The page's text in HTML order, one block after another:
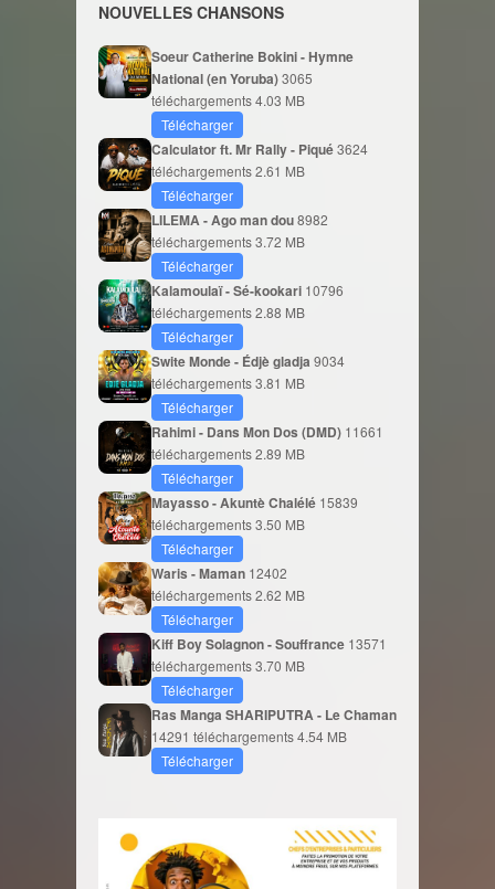
NOUVELLES CHANSONS
Soeur Catherine Bokini - Hymne
National (en Yoruba)3065
téléchargements4.03 MB
Télécharger
Calculator ft. Mr Rally - Piqué3624
téléchargements2.61 MB
Télécharger
LILEMA - Ago man dou8982
téléchargements3.72 MB
Télécharger
Kalamoulaï - Sé-kookari 10796
téléchargements2.88 MB
Télécharger
Swite Monde - Édjè gladja 9034
téléchargements3.81 MB
Télécharger
Rahimi - Dans Mon Dos (DMD) 11661
téléchargements2.89 MB
Télécharger
Mayasso - Akuntè Chalélé 15839
téléchargements3.50 MB
Télécharger
Waris - Maman 12402
téléchargements2.62 MB
Télécharger
Kiff Boy Solagnon - Souffrance 13571
téléchargements3.70 MB
Télécharger
Ras Manga SHARIPUTRA - Le Chaman
14291 téléchargements4.54 MB
Télécharger